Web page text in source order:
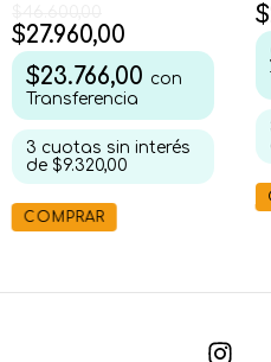
$27.960,00
$23.766,00 con
Transferencia
3 cuotas sin interés
de $9.320,00
COMPRAR